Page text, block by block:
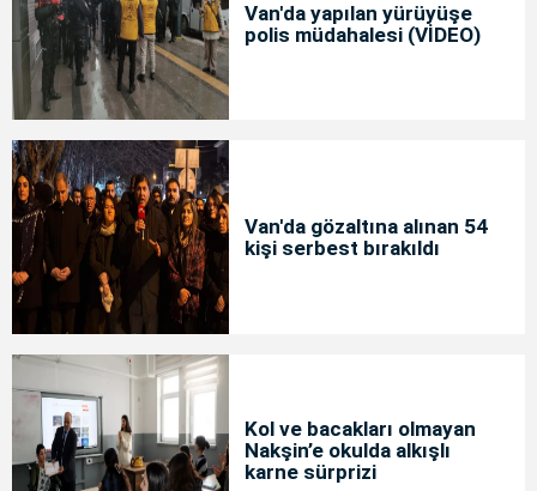
Van'da yapılan yürüyüşe
polis müdahalesi (VİDEO)
Van'da gözaltına alınan 54
kişi serbest bırakıldı
Kol ve bacakları olmayan
Nakşin’e okulda alkışlı
karne sürprizi